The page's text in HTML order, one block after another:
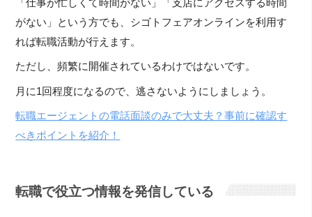
「仕事が忙しくて時間がない」「支店にアクセスする時間
がない」という方でも、シゴトフェアオンラインを利用す
れば転職活動が行えます。
ただし、頻繁に開催されているわけではないです。
月に1回程度になるので、逃さないようにしましょう。
転職エージェントの電話面談のみで大丈夫？事前に確認す
べきポイントを紹介！
転職で役立つ情報を発信している